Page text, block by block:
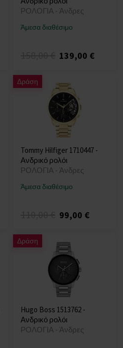
ΡΟΛΟΓΙΑ - Άνδρες
Άμεσα διαθέσιμο
139,00 €
Δράση
Tommy Hilfiger 1710447 -
Ανδρικό ρολόι
ΡΟΛΟΓΙΑ - Άνδρες
Άμεσα διαθέσιμο
99,00 €
Δράση
Hugo Boss 1513762 -
Ανδρικό ρολόι
ΡΟΛΟΓΙΑ - Άνδρες